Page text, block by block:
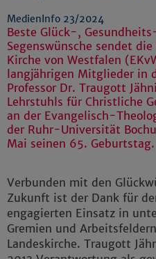
MedienInfo 23/2024
Beste Glück-,
Segenswünsche sendet
Kirche von Westfalen
langjährigen Mitglieder in
Professor Dr. Traugott
Lehrstuhls für Christliche
an der Evangelisch-
der Ruhr-Universität
Mai seinen 65. Geburtstag.
Verbunden mit den
Zukunft ist der Dank für
engagierten Einsatz in
Gremien und
Landeskirche. Traugott